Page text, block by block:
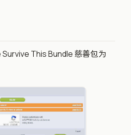
This Bundle 慈善包为